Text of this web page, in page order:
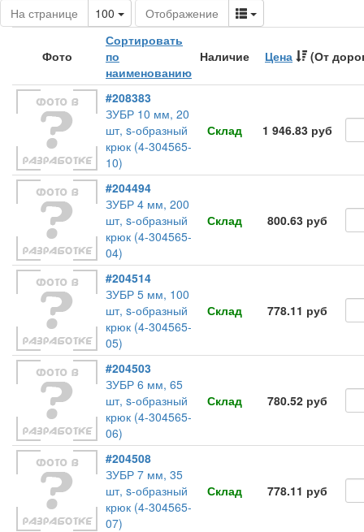
На странице
100 Toggle Dropdown
Отображение Toggle Dropdown
Фото
Сортировать
по
наименованию
Наличие Цена (От
#208383
ЗУБР 10 мм, 20
шт, s-образный
крюк (4-304565-
10)
Склад 1 946.83 руб
#204494
ЗУБР 4 мм, 200
шт, s-образный
крюк (4-304565-
04)
Склад 800.63 руб
#204514
ЗУБР 5 мм, 100
шт, s-образный
крюк (4-304565-
05)
Склад 778.11 руб
#204503
ЗУБР 6 мм, 65
шт, s-образный
крюк (4-304565-
06)
Склад 780.52 руб
#204508
ЗУБР 7 мм, 35
шт, s-образный
крюк (4-304565-
07)
Склад 778.11 руб